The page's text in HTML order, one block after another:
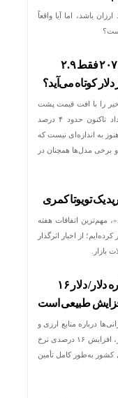
باشد، اما آیا واقعاً
دلار ۴ درصد ریخت، ۲۰۷ فقط ۲.۹
کوتاه می‌آید؟
را با افت قیمت پشت
سر گذاشته که دلار از ۷ مرداد تاکنون حدود ۴ درصد
به اندازه‌ای نیست که
برخی مدل‌ها همچنان در
مهم‌ترین اتفاقات هفته
از اخبار اثرگذار
بازار.
اظهارات همتی درباره دلار/ دلار ۱۶
طبیعی است
درباره منابع ارزی و
بسته‌شدن مسیرهای انتقال ارز، افزایش ۱۶ درصدی نرخ
کشور به‌طور کامل تأمین